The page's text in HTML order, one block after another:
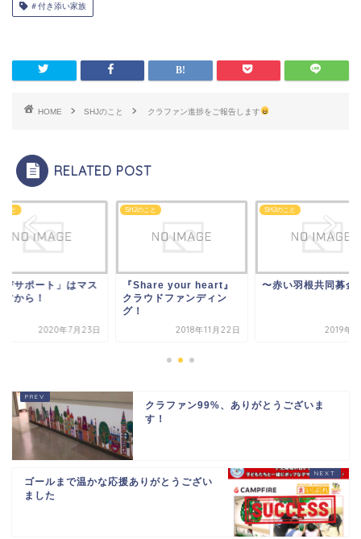
o
o
k
＃付き添い家族
HOME SHJのこと クラファン進捗をご報告します
RELATED POST
こと
びサポート」はマス
すから！
2020年7月23日
SHJのこと
『Share your heart』
クラウドファンディン
グ！
2018年11月22日
SHJのこと
〜赤い羽根共同募金
2019年3
クラファン99%、ありがとうございま
す！
ゴールまで温かな応援ありがとうござい
ました